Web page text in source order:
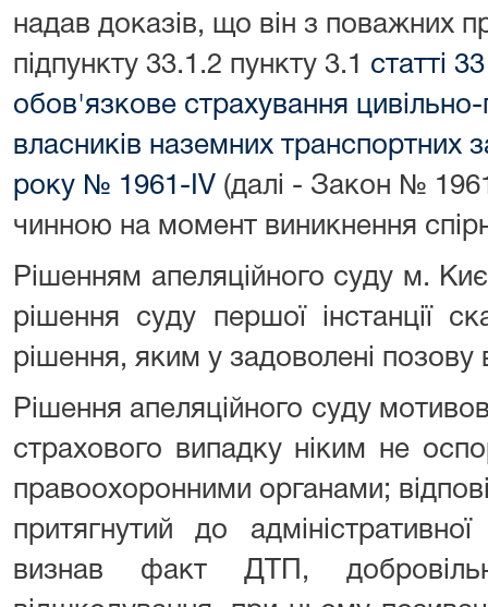
надав доказів, що він з поважних
підпункту 33.1.2 пункту 3.1 статті
обов'язкове страхування цивільно-
власників наземних транспортних
року № 1961-IV (далі - Закон №
чинною на момент виникнення
Рішенням апеляційного суду м.
рішення суду першої інстанції
рішення, яким у задоволені позову
Рішення апеляційного суду
страхового випадку ніким не
правоохоронними органами;
притягнутий до адміністративної
визнав факт ДТП,